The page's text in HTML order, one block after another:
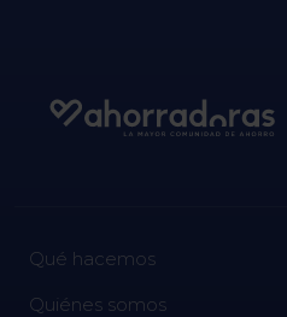
Qué hacemos
Quiénes somos